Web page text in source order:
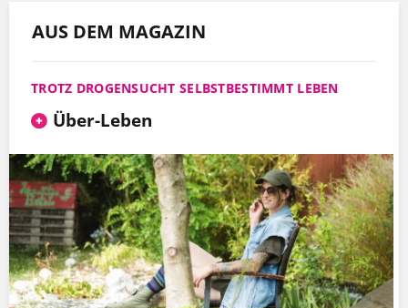
AUS DEM MAGAZIN
TROTZ DROGENSUCHT SELBSTBESTIMMT LEBEN
Über-Leben